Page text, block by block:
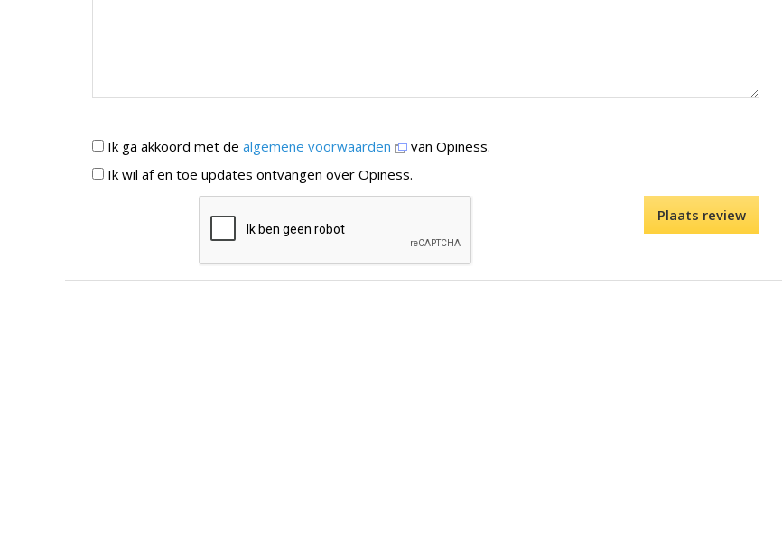
Ik ga akkoord met de algemene voorwaarden
van Opiness.
Ik wil af en toe updates ontvangen over Opiness.